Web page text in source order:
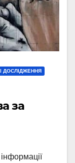
ДОСЛІДЖЕННЯ
за